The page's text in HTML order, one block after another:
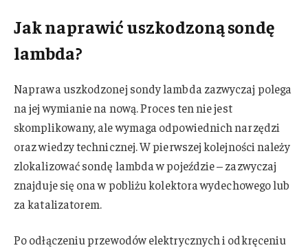
Jak naprawić uszkodzoną sondę
lambda?
Naprawa uszkodzonej sondy lambda zazwyczaj polega
na jej wymianie na nową. Proces ten nie jest
skomplikowany, ale wymaga odpowiednich narzędzi
oraz wiedzy technicznej. W pierwszej kolejności należy
zlokalizować sondę lambda w pojeździe – zazwyczaj
znajduje się ona w pobliżu kolektora wydechowego lub
za katalizatorem.
Po odłączeniu przewodów elektrycznych i odkręceniu